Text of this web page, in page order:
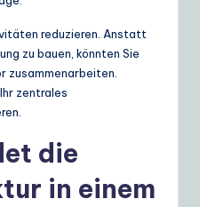
reduzieren. Anstatt
zu bauen, könnten Sie
zusammenarbeiten.
zentrales
die
in einem